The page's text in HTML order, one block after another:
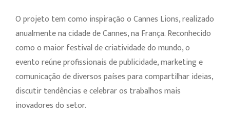
O projeto tem como inspiração o Cannes Lions, realizado
anualmente na cidade de Cannes, na França. Reconhecido
como o maior festival de criatividade do mundo, o
evento reúne profissionais de publicidade, marketing e
comunicação de diversos países para compartilhar ideias,
discutir tendências e celebrar os trabalhos mais
inovadores do setor.